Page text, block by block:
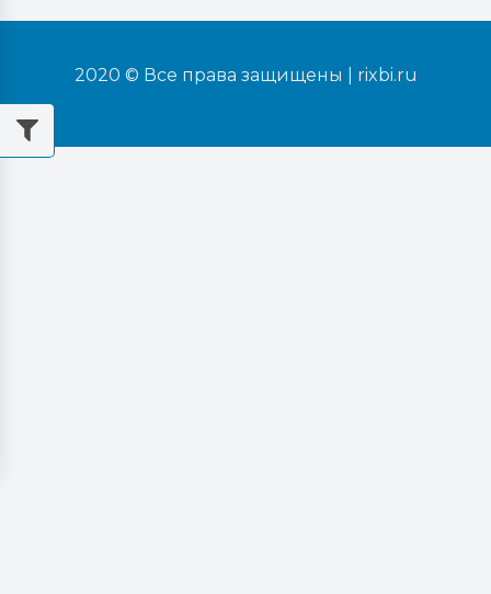
2020 © Все права защищены | rixbi.ru